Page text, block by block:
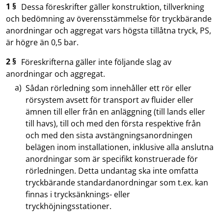
1 § Dessa föreskrifter gäller konstruktion, tillverkning
och bedömning av överensstämmelse för tryckbärande
anordningar och aggregat vars högsta tillåtna tryck, PS,
är högre än 0,5 bar.
2 § Föreskrifterna gäller inte följande slag av
anordningar och aggregat.
Sådan rörledning som innehåller ett rör eller
rörsystem avsett för transport av fluider eller
ämnen till eller från en anläggning (till lands eller
till havs), till och med den första respektive från
och med den sista avstängningsanordningen
belägen inom installationen, inklusive alla anslutna
anordningar som är specifikt konstruerade för
rörledningen. Detta undantag ska inte omfatta
tryckbärande standardanordningar som t.ex. kan
finnas i trycksänknings- eller
tryckhöjningsstationer.